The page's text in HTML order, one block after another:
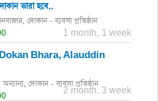
দোকান ভারা হবে..
দোকান - ব্যবসা প্রতিষ্ঠান
1 month, 1 week
Bhara, Alauddin
অন্যান্য, দোকান - ব্যবসা প্রতিষ্ঠান
2 month, 3 week